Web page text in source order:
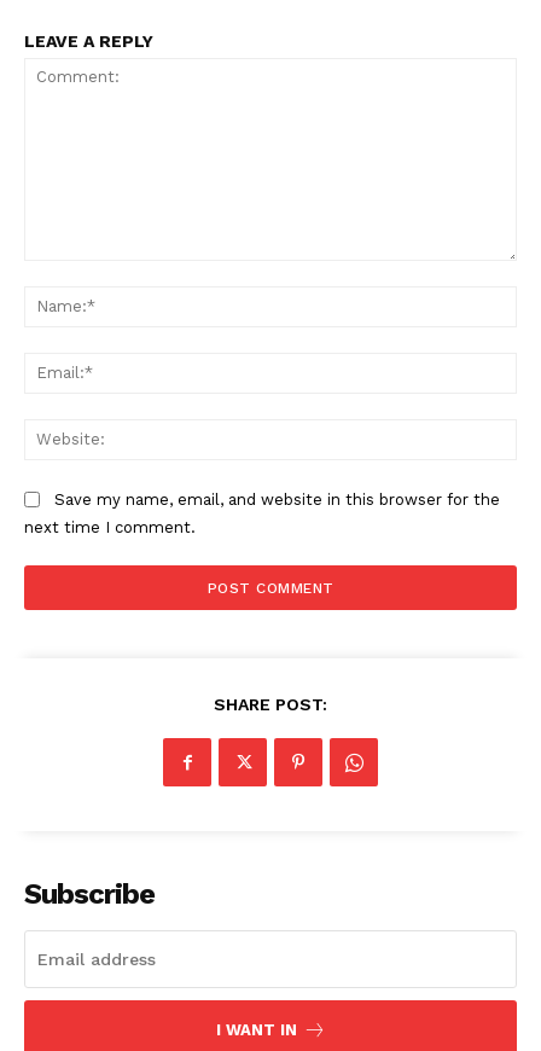
LEAVE A REPLY
Save my name, email, and website in this browser for the
next time I comment.
SHARE POST:
Subscribe
I WANT IN